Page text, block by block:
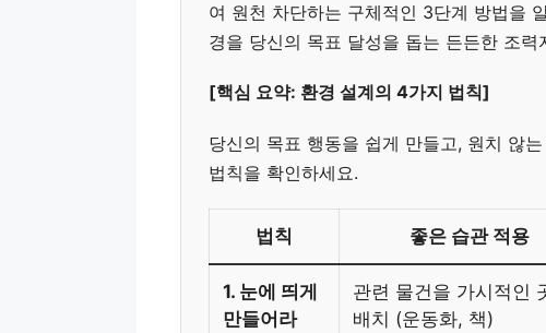
여 원천 차단하는 구체적인 3단계 방법을
경을 당신의 목표 달성을 돕는 든든한 조
[핵심 요약: 환경 설계의 4가지 법칙]
당신의 목표 행동을 쉽게 만들고, 원치 않
법칙을 확인하세요.
법칙 좋은 습관 적용
1. 눈에 띄게
만들어라
관련 물건을 가시적인
배치 (운동화, 책)